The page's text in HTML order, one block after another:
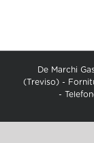
De Marchi
(Treviso) -
-